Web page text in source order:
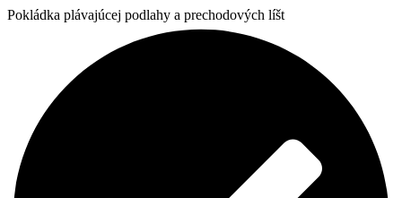
Pokládka plávajúcej podlahy a prechodových líšt